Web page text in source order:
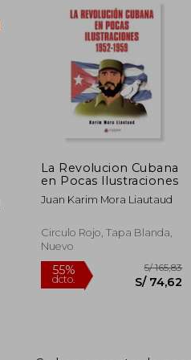
La Revolucion Cubana
en Pocas Ilustraciones
Juan Karim Mora Liautaud
Circulo Rojo, Tapa Blanda,
Nuevo